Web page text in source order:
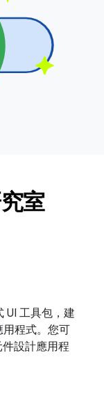
室
UI 工具包，建
用程式。您可
設計應用程